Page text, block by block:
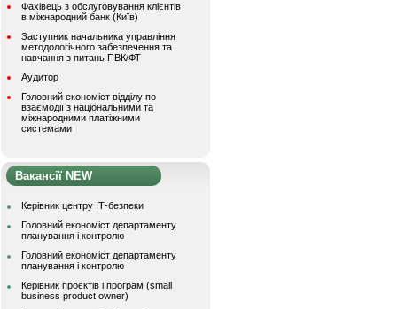
Фахівець з обслуговування клієнтів
в міжнародний банк (Київ)
Заступник начальника управління
методологічного забезпечення та
навчання з питань ПВК/ФТ
Аудитор
Головний економіст відділу по
взаємодії з національними та
міжнародними платіжними
системами
Вакансії NEW
Керівник центру ІТ-безпеки
Головний економіст департаменту
планування і контролю
Головний економіст департаменту
планування і контролю
Керівник проєктів і програм (small
business product owner)